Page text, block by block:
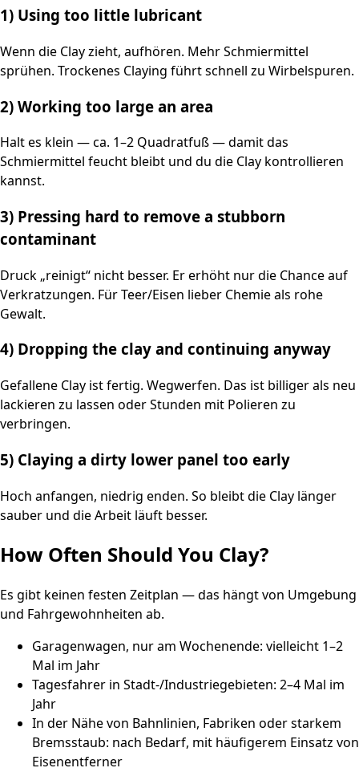
1) Using too little lubricant
Wenn die Clay zieht, aufhören. Mehr Schmiermittel
sprühen. Trockenes Claying führt schnell zu Wirbelspuren.
2) Working too large an area
Halt es klein — ca. 1–2 Quadratfuß — damit das
Schmiermittel feucht bleibt und du die Clay kontrollieren
kannst.
3) Pressing hard to remove a stubborn
contaminant
Druck „reinigt“ nicht besser. Er erhöht nur die Chance auf
Verkratzungen. Für Teer/Eisen lieber Chemie als rohe
Gewalt.
4) Dropping the clay and continuing anyway
Gefallene Clay ist fertig. Wegwerfen. Das ist billiger als neu
lackieren zu lassen oder Stunden mit Polieren zu
verbringen.
5) Claying a dirty lower panel too early
Hoch anfangen, niedrig enden. So bleibt die Clay länger
sauber und die Arbeit läuft besser.
How Often Should You Clay?
Es gibt keinen festen Zeitplan — das hängt von Umgebung
und Fahrgewohnheiten ab.
Garagenwagen, nur am Wochenende: vielleicht 1–2
Mal im Jahr
Tagesfahrer in Stadt-/Industriegebieten: 2–4 Mal im
Jahr
In der Nähe von Bahnlinien, Fabriken oder starkem
Bremsstaub: nach Bedarf, mit häufigerem Einsatz von
Eisenentferner